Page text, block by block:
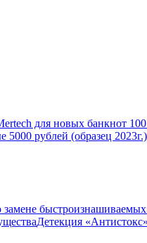
для новых банкнот
рублей (образец 2023г.)
Детекция